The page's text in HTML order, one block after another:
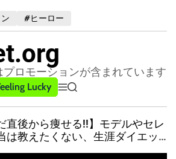
#ヒーロー
プロモーションが含まれています
Lucky
M
e
u
S
e
r
c
h
直後から痩せる!!】モデルやセレ
は教えたくない、生涯ダイエッ